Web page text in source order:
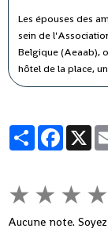
Les épouses des
sein de
Belgique (Aeaab),
hôtel de la place,
faveur des pays
Partager X
★ ★ ★ ★
Aucune note.